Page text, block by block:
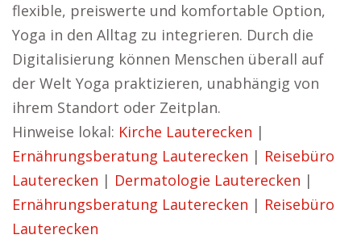
flexible, preiswerte und komfortable Option,
Yoga in den Alltag zu integrieren. Durch die
Digitalisierung können Menschen überall auf
der Welt Yoga praktizieren, unabhängig von
ihrem Standort oder Zeitplan.
Hinweise lokal: Kirche Lauterecken |
Ernährungsberatung Lauterecken | Reisebüro
Lauterecken | Dermatologie Lauterecken |
Ernährungsberatung Lauterecken | Reisebüro
Lauterecken